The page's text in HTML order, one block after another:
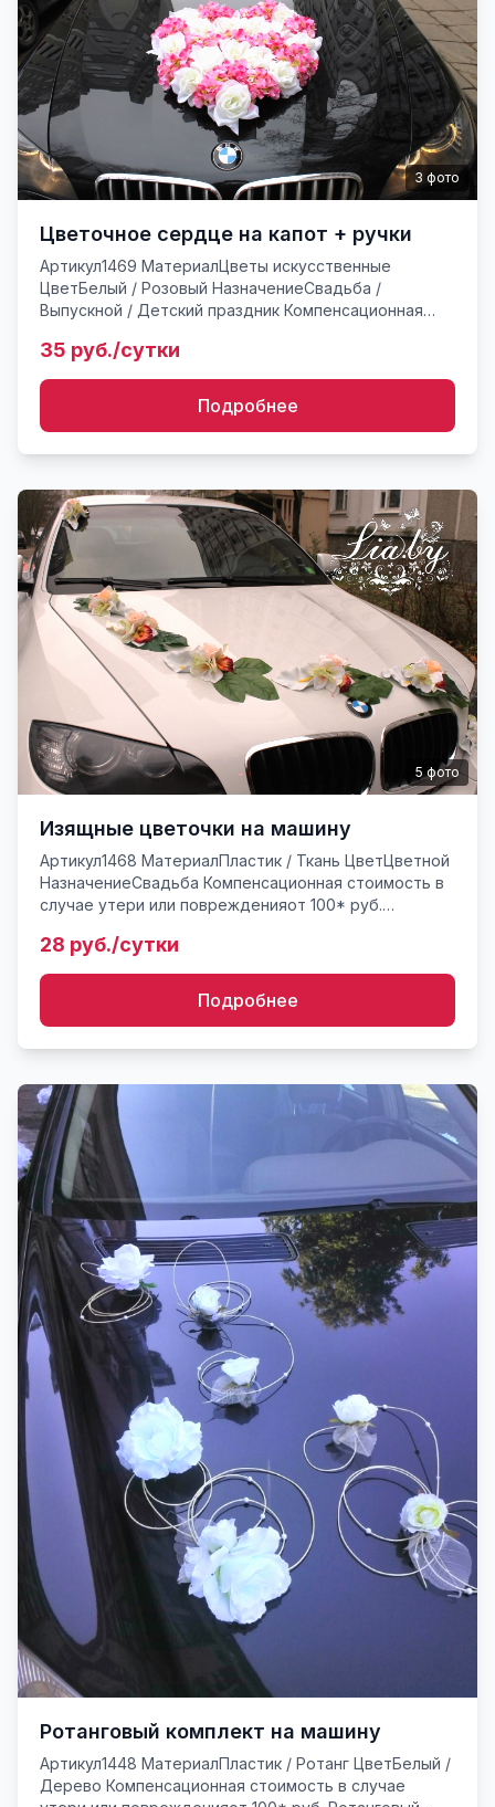
3 фото
Цветочное сердце на капот + ручки
Артикул1469 МатериалЦветы искусственные
ЦветБелый / Розовый НазначениеСвадьба /
Выпускной / Детский праздник Компенсационная
руб. Комплект украшения а...
35 руб./сутки
Подробнее
5фото
Изящные цветочки на машину
Артикул1468 МатериалПластик / Ткань ЦветЦветной
НазначениеСвадьба Компенсационная стоимость в
случае утери или поврежденияот 100* руб.
букетами на присо...
28 руб./сутки
Подробнее
Ротанговый комплект на машину
Артикул1448 МатериалПластик / Ротанг ЦветБелый /
Дерево Компенсационная стоимость в случае